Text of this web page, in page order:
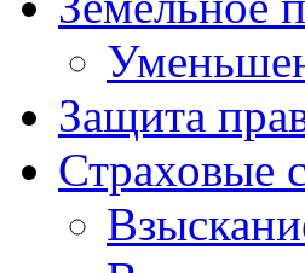
Защита
Страховые